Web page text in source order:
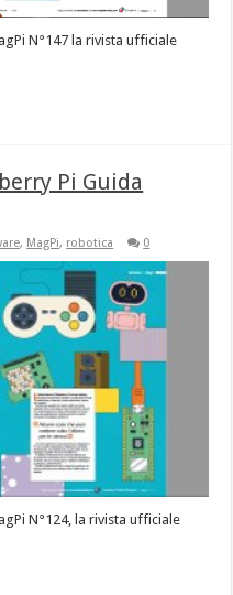
N°147 la rivista ufficiale
Pi Guida
, MagPi, robotica 0
N°124, la rivista ufficiale